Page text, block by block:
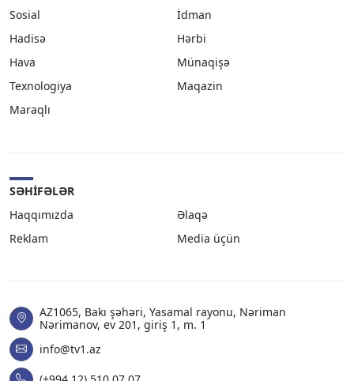
Sosial
İdman
Hadisə
Hərbi
Hava
Münaqişə
Texnologiya
Maqazin
Maraqlı
SƏHIFƏLƏR
Haqqımızda
Əlaqə
Reklam
Media üçün
AZ1065, Bakı şəhəri, Yasamal rayonu, Nəriman
Nərimanov, ev 201, giriş 1, m. 1
info@tv1.az